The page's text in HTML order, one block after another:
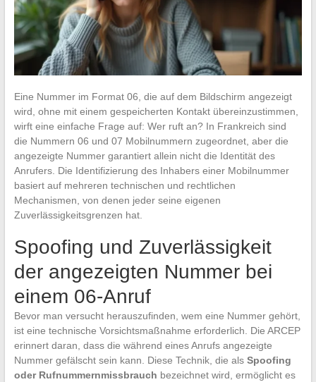
Eine Nummer im Format 06, die auf dem Bildschirm angezeigt
wird, ohne mit einem gespeicherten Kontakt übereinzustimmen,
wirft eine einfache Frage auf: Wer ruft an? In Frankreich sind
die Nummern 06 und 07 Mobilnummern zugeordnet, aber die
angezeigte Nummer garantiert allein nicht die Identität des
Anrufers. Die Identifizierung des Inhabers einer Mobilnummer
basiert auf mehreren technischen und rechtlichen
Mechanismen, von denen jeder seine eigenen
Zuverlässigkeitsgrenzen hat.
Spoofing und Zuverlässigkeit
der angezeigten Nummer bei
einem 06-Anruf
Bevor man versucht herauszufinden, wem eine Nummer gehört,
ist eine technische Vorsichtsmaßnahme erforderlich. Die ARCEP
erinnert daran, dass die während eines Anrufs angezeigte
Nummer gefälscht sein kann. Diese Technik, die als Spoofing
oder Rufnummernmissbrauch bezeichnet wird, ermöglicht es